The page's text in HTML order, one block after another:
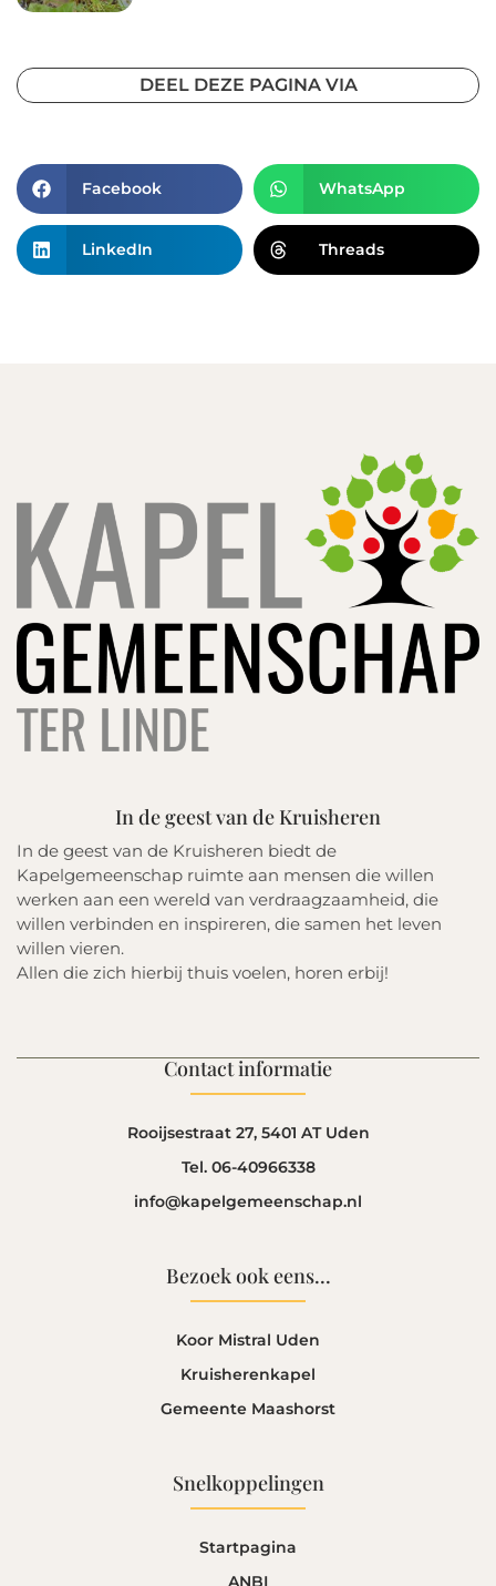
DEEL DEZE PAGINA VIA
Facebook WhatsApp
LinkedIn Threads
In de geest van de Kruisheren
In de geest van de Kruisheren biedt de
Kapelgemeenschap ruimte aan mensen die willen
werken aan een wereld van verdraagzaamheid, die
willen verbinden en inspireren, die samen het leven
willen vieren.
Allen die zich hierbij thuis voelen, horen erbij!
Contact informatie
Rooijsestraat 27, 5401 AT Uden
Tel. 06-40966338
info@kapelgemeenschap.nl
Bezoek ook eens...
Koor Mistral Uden
Kruisherenkapel
Gemeente Maashorst
Snelkoppelingen
Startpagina
ANBI